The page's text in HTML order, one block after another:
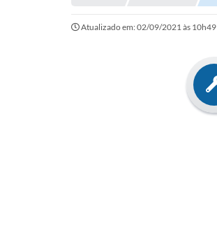
Atualizado em: 02/09/2021 às 10h49